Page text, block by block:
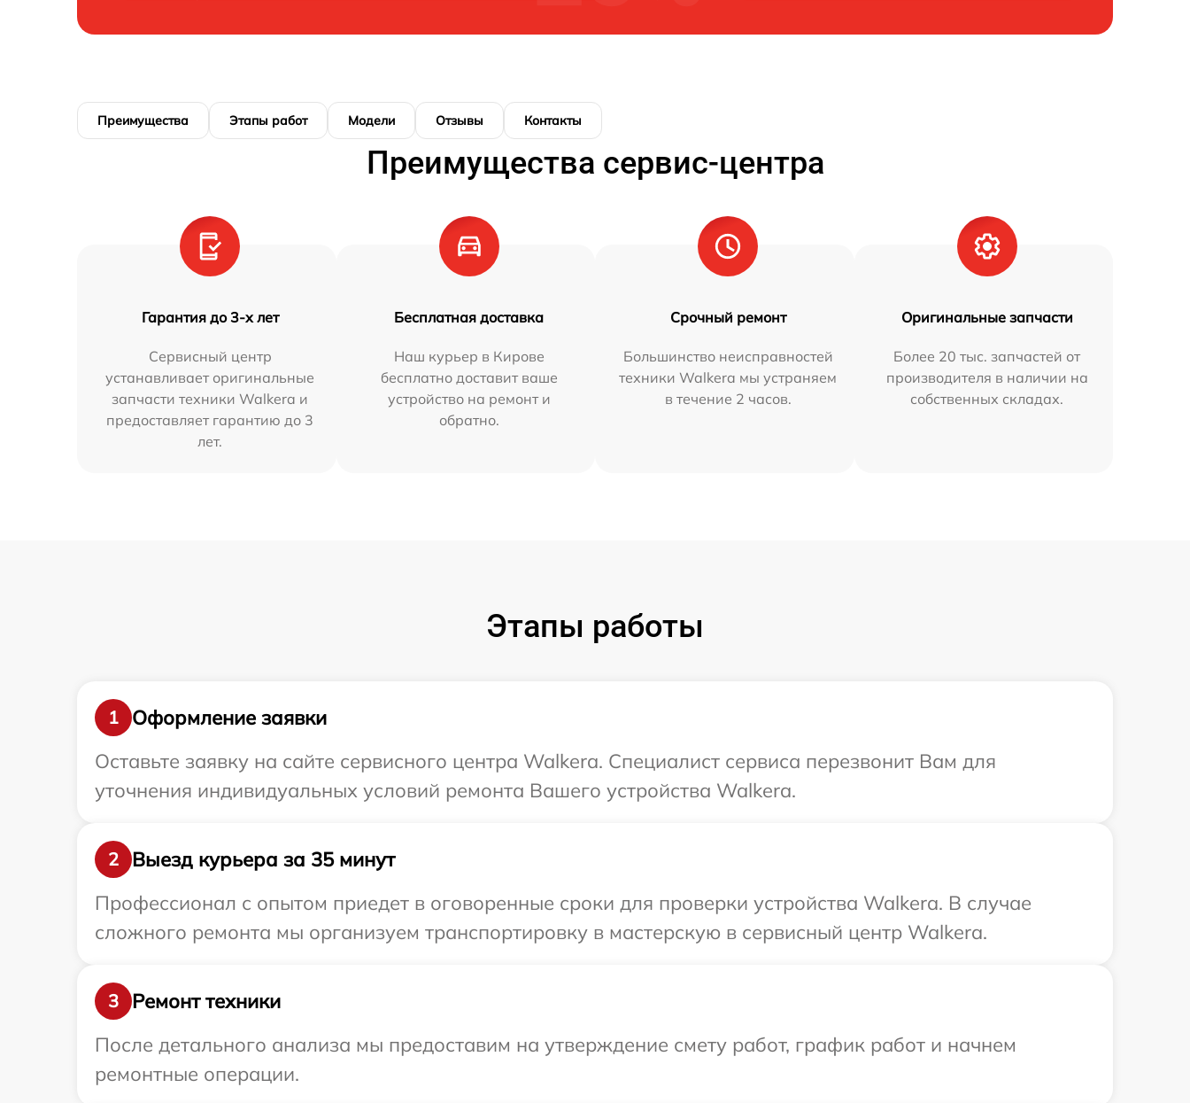
Преимущества Этапы работ Модели Отзывы Контакты
Преимущества сервис-центра
Гарантия до 3-х лет
Сервисный центр
устанавливает оригинальные
запчасти техники Walkera и
предоставляет гарантию до 3
лет.
Бесплатная доставка
Наш курьер в Кирове
бесплатно доставит ваше
устройство на ремонт и
обратно.
Срочный ремонт
Большинство неисправностей
техники Walkera мы устраняем
в течение 2 часов.
Оригинальные запчасти
Более 20 тыс. запчастей от
производителя в наличии на
собственных складах.
Этапы работы
1
Оформление заявки
Оставьте заявку на сайте сервисного центра Walkera. Специалист сервиса перезвонит Вам для
уточнения индивидуальных условий ремонта Вашего устройства Walkera.
2
Выезд курьера за 35 минут
Профессионал с опытом приедет в оговоренные сроки для проверки устройства Walkera. В случае
сложного ремонта мы организуем транспортировку в мастерскую в сервисный центр Walkera.
3
Ремонт техники
После детального анализа мы предоставим на утверждение смету работ, график работ и начнем
ремонтные операции.